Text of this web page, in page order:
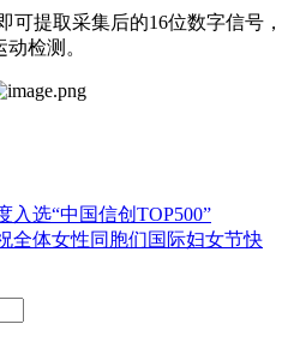
可提取采集后的16位数字信号，
检测。
入选“中国信创TOP500”
全体女性同胞们国际妇女节快